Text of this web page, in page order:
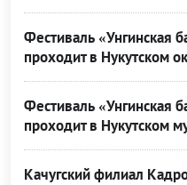
Фестиваль «Унгинская
проходит в Нукутском
Фестиваль «Унгинская
проходит в Нукутском
Качугский филиал